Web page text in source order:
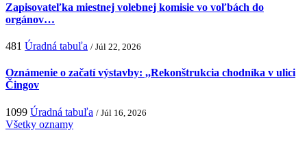
Zapisovateľka miestnej volebnej komisie vo voľbách do
orgánov…
481 Úradná tabuľa / Júl 22, 2026
Oznámenie o začatí výstavby: ,,Rekonštrukcia chodníka v ulici
Čingov
1099 Úradná tabuľa / Júl 16, 2026
Všetky oznamy